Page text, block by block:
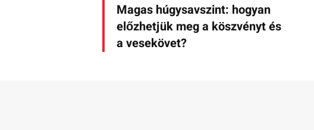
Magas húgysavszint: hogyan
előzhetjük meg a köszvényt és
a vesekövet?